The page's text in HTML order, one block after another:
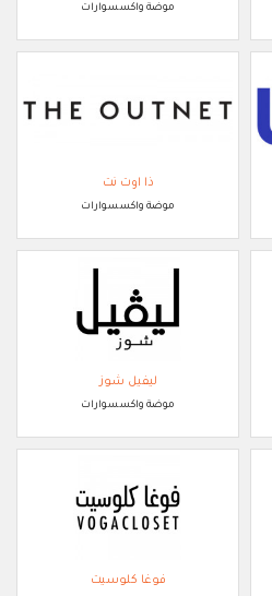
موضة واكسسوارات
ذا اوت نت
موضة واكسسوارات
ليفيل شوز
موضة واكسسوارات
فوغا كلوسيت